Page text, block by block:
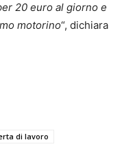
20 euro al giorno e
motorino“, dichiara
di lavoro